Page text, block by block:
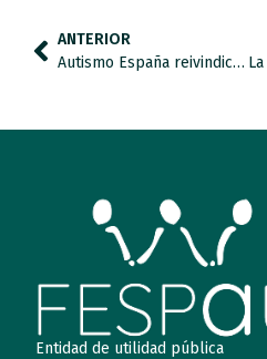
ANTERIOR
Autismo España reivindica a los grupos políticos aunar fuerzas para que la nueva ley de educación mejore de manera significativa las deficiencias actuales del sistema para el alumnado con autismo.
Entidad de utilidad pública